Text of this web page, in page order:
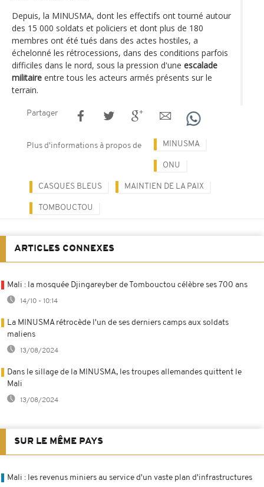
Depuis, la MINUSMA, dont les effectifs ont tourné autour
des 15 000 soldats et policiers et dont plus de 180
membres ont été tués dans des actes hostiles, a
échelonné les rétrocessions, dans des conditions parfois
difficiles dans le nord, sous la pression d'une escalade
militaire entre tous les acteurs armés présents sur le
terrain.
Partager
Plus d'informations à propos de MINUSMA
ONU
CASQUES BLEUS MAINTIEN DE LA PAIX
TOMBOUCTOU
ARTICLES CONNEXES
Mali : la mosquée Djingareyber de Tombouctou célèbre ses 700 ans
14/10 - 10:14
La MINUSMA rétrocède l'un de ses derniers camps aux soldats
maliens
13/08/2024
Dans le sillage de la MINUSMA, les troupes allemandes quittent le
Mali
13/08/2024
SUR LE MÊME PAYS
Mali : les revenus miniers au service d'un vaste plan d'infrastructures